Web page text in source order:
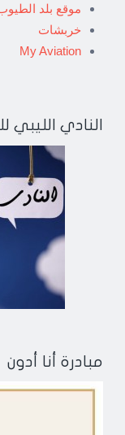
موقع بلد
خربشات
My Aviation
النادي الليبي
مبادرة أنا أدون